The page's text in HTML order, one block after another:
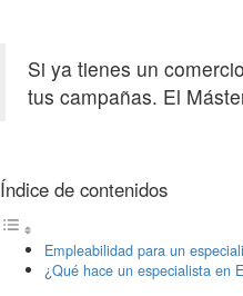
Si ya tienes un
tus campañas. El
Índice de contenidos
Empleabilidad para un
¿Qué hace un especialista en